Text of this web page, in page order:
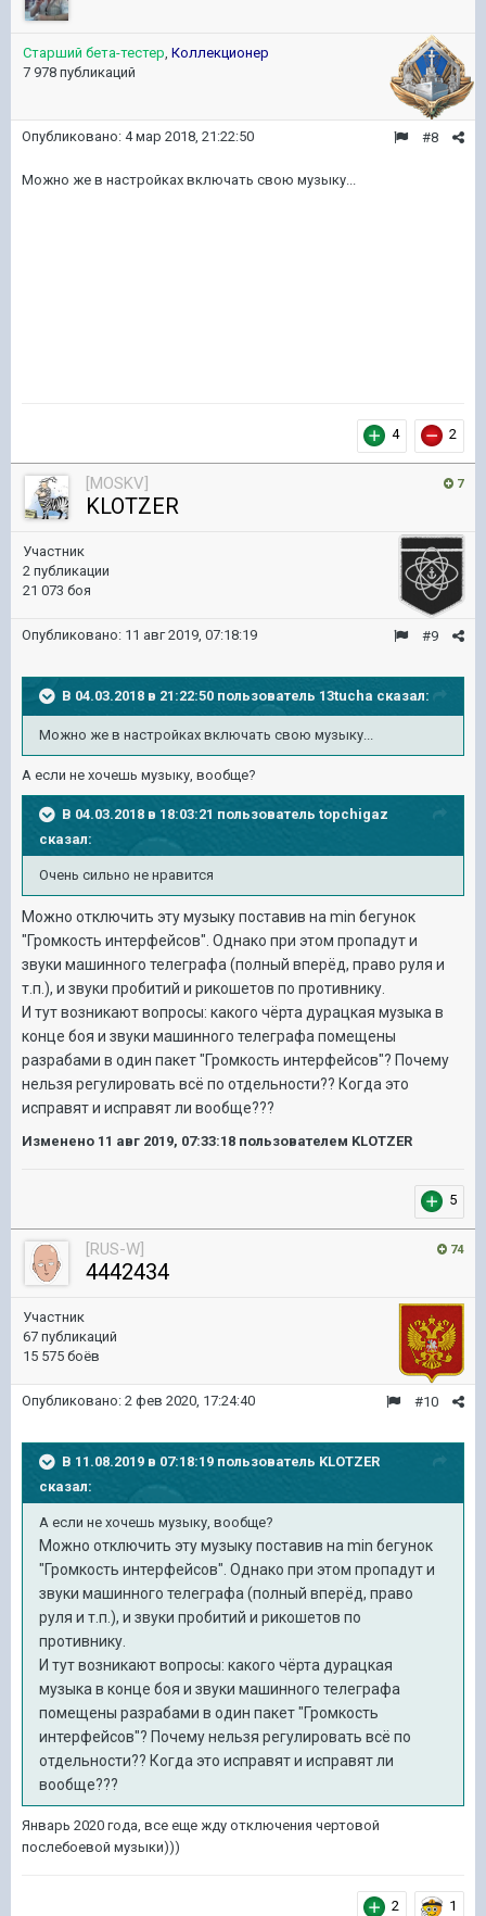
Старший бета-тестер, Коллекционер
7 978 публикаций
#8
Опубликовано: 4 мар 2018, 21:22:50
Можно же в настройках включать свою музыку...
4 2
7
[MOSKV]
KLOTZER
Участник
2 публикации
21 073 боя
#9
Опубликовано: 11 авг 2019, 07:18:19
В 04.03.2018 в 21:22:50 пользователь 13tucha сказал:
Можно же в настройках включать свою музыку...
А если не хочешь музыку, вообще?
В 04.03.2018 в 18:03:21 пользователь topchigaz
сказал:
Очень сильно не нравится
Можно отключить эту музыку поставив на min бегунок
"Громкость интерфейсов". Однако при этом пропадут и
звуки машинного телеграфа (полный вперёд, право руля и
т.п.), и звуки пробитий и рикошетов по противнику.
И тут возникают вопросы: какого чёрта дурацкая музыка в
конце боя и звуки машинного телеграфа помещены
разрабами в один пакет "Громкость интерфейсов"? Почему
нельзя регулировать всё по отдельности?? Когда это
исправят и исправят ли вообще???
Изменено 11 авг 2019, 07:33:18 пользователем KLOTZER
5
74
[RUS-W]
4442434
Участник
67 публикаций
15 575 боёв
#10
Опубликовано: 2 фев 2020, 17:24:40
В 11.08.2019 в 07:18:19 пользователь KLOTZER
сказал:
А если не хочешь музыку, вообще?
Можно отключить эту музыку поставив на min бегунок
"Громкость интерфейсов". Однако при этом пропадут и
звуки машинного телеграфа (полный вперёд, право
руля и т.п.), и звуки пробитий и рикошетов по
противнику.
И тут возникают вопросы: какого чёрта дурацкая
музыка в конце боя и звуки машинного телеграфа
помещены разрабами в один пакет "Громкость
интерфейсов"? Почему нельзя регулировать всё по
отдельности?? Когда это исправят и исправят ли
вообще???
Январь 2020 года, все еще жду отключения чертовой
послебоевой музыки)))
2 1